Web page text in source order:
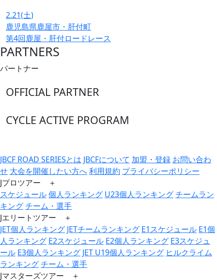
2.21(土)
鹿児島県鹿屋市・肝付町
第4回鹿屋・肝付ロードレース
PARTNERS
パートナー
OFFICIAL PARTNER
CYCLE ACTIVE PROGRAM
JBCF ROAD SERIESとは JBCFについて 加盟・登録 お問い合わ
せ 大会を開催したい方へ利用規約 プライバシーポリシー
Jプロツアー ＋
スケジュール個人ランキング U23個人ランキングチームラン
キングチーム・選手
Jエリートツアー ＋
JET個人ランキング JETチームランキング E1スケジュール E1個
人ランキング E2スケジュール E2個人ランキング E3スケジュ
ール E3個人ランキング JET U19個人ランキング ヒルクライム
ランキングチーム・選手
Jマスターズツアー ＋